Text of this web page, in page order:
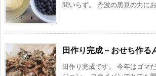
間いらず。 丹波の黒豆の力に
田作り完成 – おせち作る
田作り完成です。 今年はゴマ